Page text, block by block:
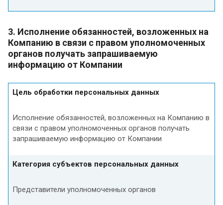
3. Исполнение обязанностей, возложенных на
Компанию в связи с правом уполномоченных
органов получать запрашиваемую
информацию от Компании
Цель обработки персональных данных
Исполнение обязанностей, возложенных на Компанию в
связи с правом уполномоченных органов получать
запрашиваемую информацию от Компании
Категория субъектов персональных данных
Представители уполномоченных органов